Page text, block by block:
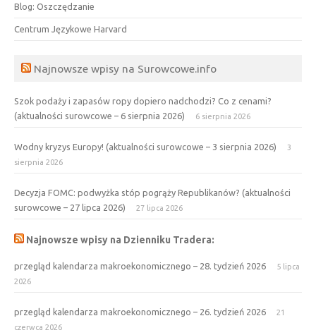
Blog: Oszczędzanie
Centrum Językowe Harvard
Najnowsze wpisy na Surowcowe.info
Szok podaży i zapasów ropy dopiero nadchodzi? Co z cenami?
(aktualności surowcowe – 6 sierpnia 2026)
6 sierpnia 2026
Wodny kryzys Europy! (aktualności surowcowe – 3 sierpnia 2026)
3
sierpnia 2026
Decyzja FOMC: podwyżka stóp pogrąży Republikanów? (aktualności
surowcowe – 27 lipca 2026)
27 lipca 2026
Najnowsze wpisy na Dzienniku Tradera:
przegląd kalendarza makroekonomicznego – 28. tydzień 2026
5 lipca
2026
przegląd kalendarza makroekonomicznego – 26. tydzień 2026
21
czerwca 2026